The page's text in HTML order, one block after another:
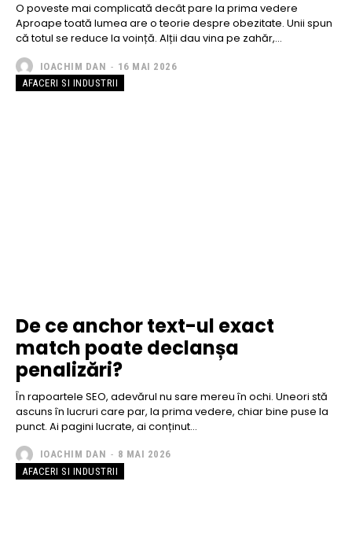
O poveste mai complicată decât pare la prima vedere
Aproape toată lumea are o teorie despre obezitate. Unii spun
că totul se reduce la voință. Alții dau vina pe zahăr,...
IOACHIM DAN - 16 MAI 2026
AFACERI SI INDUSTRII
De ce anchor text-ul exact
match poate declanșa
penalizări?
În rapoartele SEO, adevărul nu sare mereu în ochi. Uneori stă
ascuns în lucruri care par, la prima vedere, chiar bine puse la
punct. Ai pagini lucrate, ai conținut...
IOACHIM DAN - 8 MAI 2026
AFACERI SI INDUSTRII